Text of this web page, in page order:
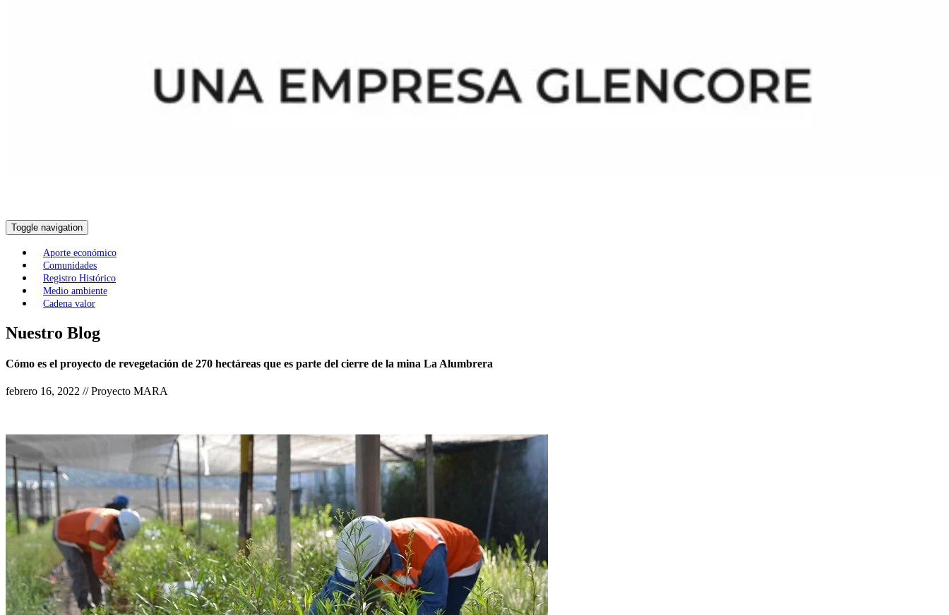
Toggle navigation
Aporte económico
Comunidades
Registro Histórico
Medio ambiente
Cadena valor
Nuestro Blog
Cómo es el proyecto de revegetación de 270 hectáreas que es parte del cierre de la mina La Alumbrera
febrero 16, 2022 // Proyecto MARA